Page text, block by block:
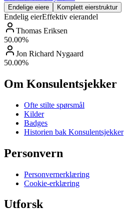
Endelige eiere Komplett eierstruktur
Endelig eierEffektiv eierandel
Thomas Eriksen
50.00%
Jon Richard Nygaard
50.00%
Om Konsulentsjekker
Ofte stilte spørsmål
Kilder
Badges
Historien bak Konsulentsjekker
Personvern
Personvernerklæring
Cookie-erklæring
Utforsk